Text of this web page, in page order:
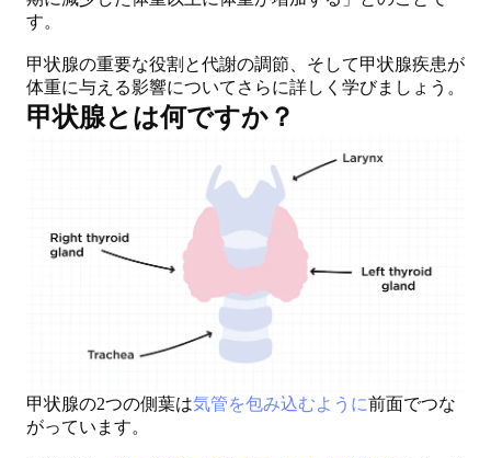
す。
甲状腺の重要な役割と代謝の調節、そして甲状腺疾患が
体重に与える影響についてさらに詳しく学びましょう。
甲状腺とは何ですか？
甲状腺の2つの側葉は気管を包み込むように前面でつな
がっています。